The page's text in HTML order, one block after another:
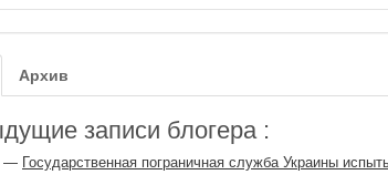
Архив
записи блогера :
— Государственная пограничная служба Украины